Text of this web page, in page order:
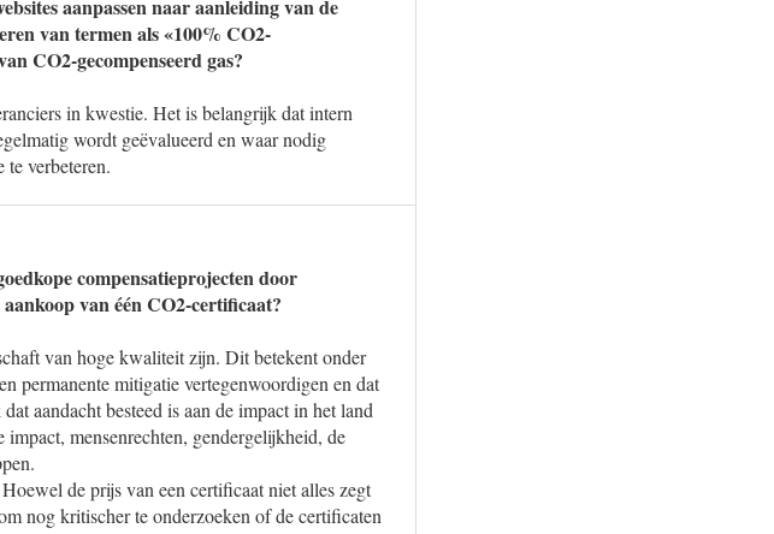
aanpassen naar aanleiding van de
van termen als «100% CO2-
CO2-gecompenseerd gas?
in kwestie. Het is belangrijk dat intern
wordt geëvalueerd en waar nodig
verbeteren.
compensatieprojecten door
van één CO2-certificaat?
van hoge kwaliteit zijn. Dit betekent onder
permanente mitigatie vertegenwoordigen en dat
aandacht besteed is aan de impact in het land
mensenrechten, gendergelijkheid, de
de prijs van een certificaat niet alles zegt
nog kritischer te onderzoeken of de certificaten